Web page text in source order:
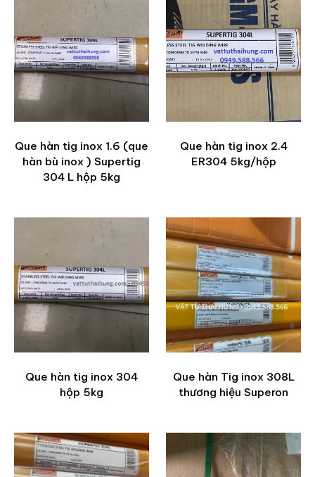
Que hàn tig inox 1.6 (que
hàn bù inox ) Supertig
304 L hộp 5kg
Que hàn tig inox 2.4
ER304 5kg/hộp
Que hàn tig inox 304
hộp 5kg
Que hàn Tig inox 308L
thương hiệu Superon